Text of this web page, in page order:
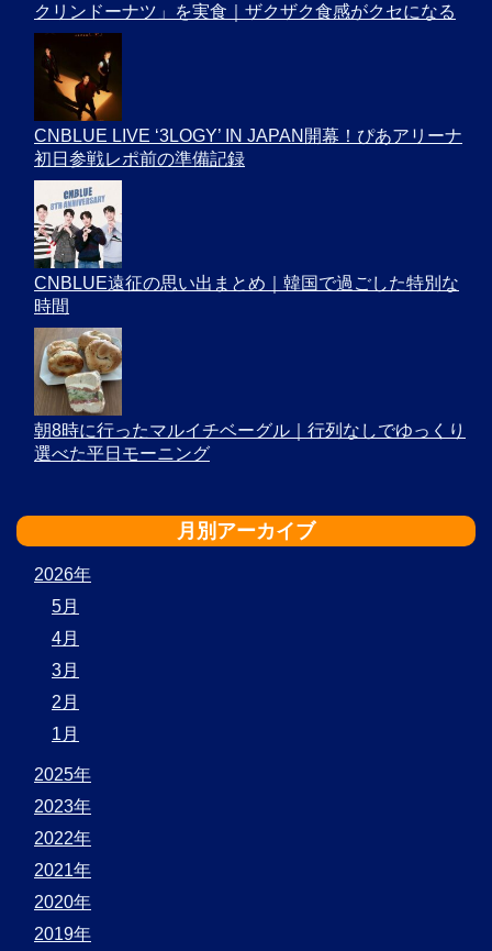
クリンドーナツ」を実食｜ザクザク食感がクセになる
CNBLUE LIVE ‘3LOGY’ IN JAPAN開幕！ぴあアリーナ
初日参戦レポ前の準備記録
CNBLUE遠征の思い出まとめ｜韓国で過ごした特別な
時間
朝8時に行ったマルイチベーグル｜行列なしでゆっくり
選べた平日モーニング
月別アーカイブ
2026年
5月
4月
3月
2月
1月
2025年
2023年
2022年
2021年
2020年
2019年